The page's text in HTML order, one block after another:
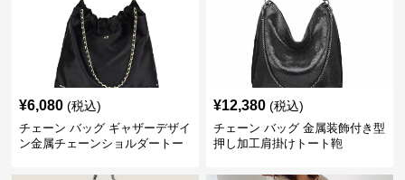
¥6,080 (税込)
チェーン バッグ ギャザーデザイ
ン金属チェーンショルダートー
¥12,380 (税込)
チェーン バッグ 金属装飾付き型
押し加工肩掛けトート鞄